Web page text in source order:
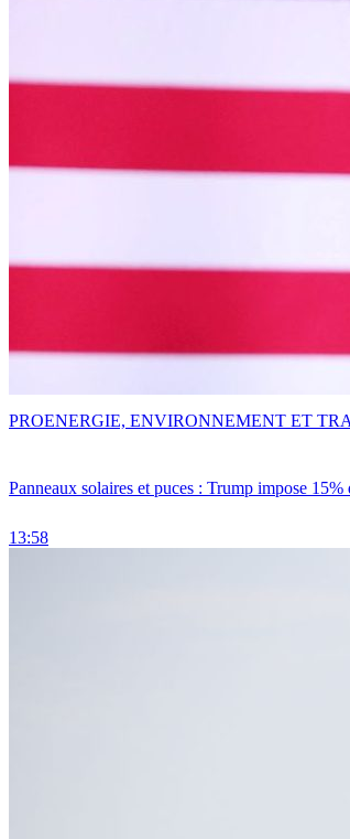
Panneaux solaires et puces : Trump impose
13:58
PROENERGIE, ENVIRONNEMENT ET